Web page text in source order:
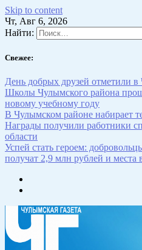
Skip to content
Чт, Авг 6, 2026
Найти:
Свежее:
День добрых друзей отметили
Школы Чулымского района
новому учебному году
В Чулымском районе набирает
Награды получили работники
области
Успей стать героем:
получат 2,9 млн рублей и места